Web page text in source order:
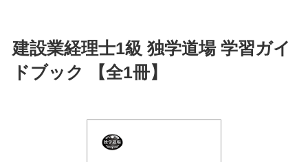
建設業経理士1級 独学道場 学習ガイ
ドブック 【全1冊】